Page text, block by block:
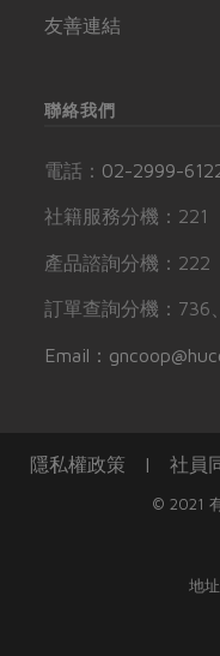
友善連結
聯絡我們
電話： 02-2999-
社籍服務分機：221
產品諮詢分機：222
訂單查詢分機：736
Email：
隱私權政策 | 社員
© 2021
地